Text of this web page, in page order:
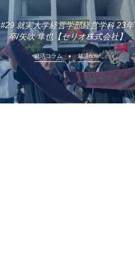
#29 就実大学経営学部経営学科 23年
卒/矢吹 隼也【セリオ株式会社】
就活コラム 就活now!